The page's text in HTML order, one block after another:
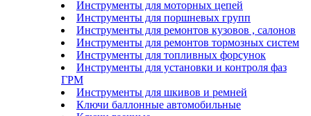
Инструменты для моторных цепей
Инструменты для поршневых групп
Инструменты для ремонтов кузовов , салонов
Инструменты для ремонтов тормозных систем
Инструменты для топливных форсунок
Инструменты для установки и контроля фаз
ГРМ
Инструменты для шкивов и ремней
Ключи баллонные автомобильные